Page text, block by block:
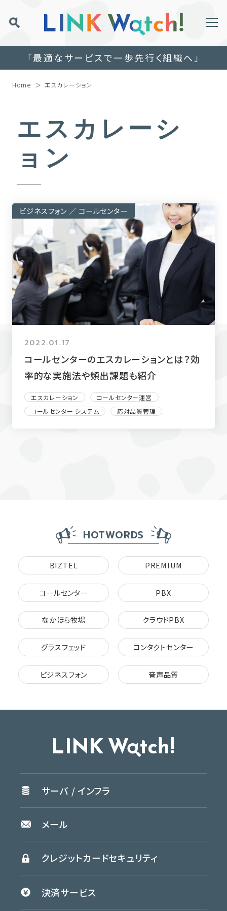
「最適なサービスで一歩先行く組織へ」
Home エスカレーション
エスカレーシ
ョン
ビジネスフォン ／ コールセンター
2022.01.17
コールセンターのエスカレーションとは？効
率的な実施法や頻出課題も紹介
エスカレーション
コールセンター運営
コールセンター システム
応対品質管理
HOTWORDS
BIZTEL PREMIUM
コールセンター PBX
なかほら牧場 クラウドPBX
グラスフェッド コンタクトセンター
ビジネスフォン 音声品質
サーバ /インフラ
メール
クレジットカードセキュリティ
決済サービス